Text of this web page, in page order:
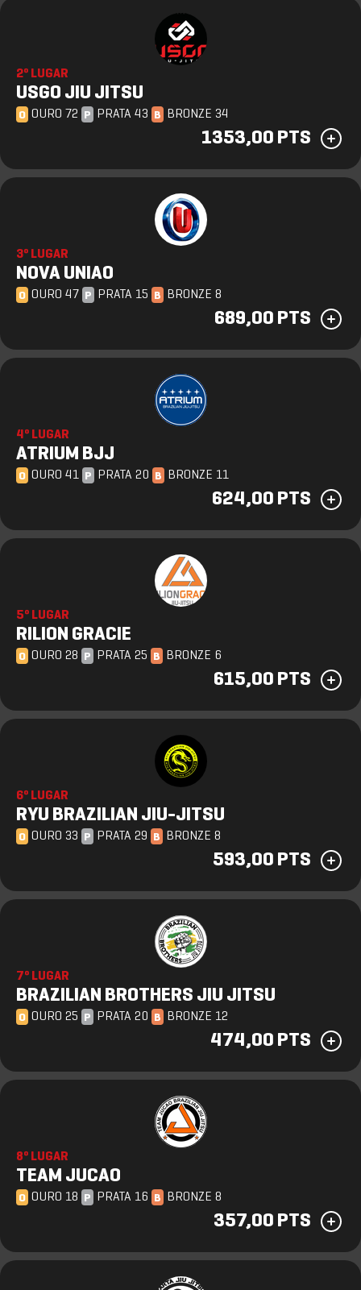
2º LUGAR
USGO JIU JITSU
O OURO 72 P PRATA 43 B BRONZE 34
1353,00 PTS
3º LUGAR
NOVA UNIAO
O OURO 47 P PRATA 15 B BRONZE 8
689,00 PTS
4º LUGAR
ATRIUM BJJ
O OURO 41 P PRATA 20 B BRONZE 11
624,00 PTS
5º LUGAR
RILION GRACIE
O OURO 28 P PRATA 25 B BRONZE 6
615,00 PTS
6º LUGAR
RYU BRAZILIAN JIU-JITSU
O OURO 33 P PRATA 29 B BRONZE 8
593,00 PTS
7º LUGAR
BRAZILIAN BROTHERS JIU JITSU
O OURO 25 P PRATA 20 B BRONZE 12
474,00 PTS
8º LUGAR
TEAM JUCAO
O OURO 18 P PRATA 16 B BRONZE 8
357,00 PTS